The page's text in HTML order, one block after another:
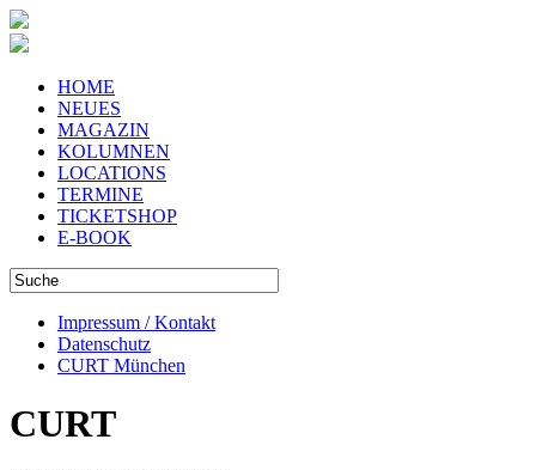
HOME
NEUES
MAGAZIN
KOLUMNEN
LOCATIONS
TERMINE
TICKETSHOP
E-BOOK
Impressum / Kontakt
Datenschutz
CURT München
CURT